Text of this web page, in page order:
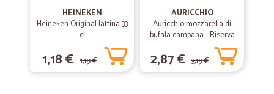
HEINEKEN
Heineken Original lattina 33
cl
1,18 € 1,19 €
AURICCHIO
Auricchio mozzarella di
bufala campana - Riserva
esclusiva gr.125
2,87 € 3,19 €